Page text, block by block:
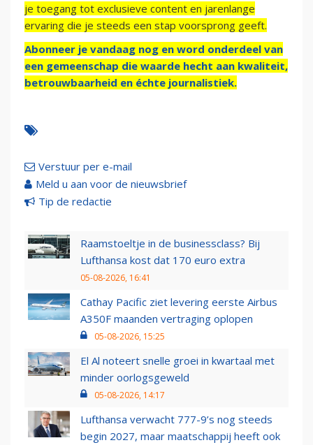
je toegang tot exclusieve content en jarenlange
ervaring die je steeds een stap voorsprong geeft.
Abonneer je vandaag nog en word onderdeel van
een gemeenschap die waarde hecht aan kwaliteit,
betrouwbaarheid en échte journalistiek.
Verstuur per e-mail
Meld u aan voor de nieuwsbrief
Tip de redactie
Raamstoeltje in de businessclass? Bij
Lufthansa kost dat 170 euro extra
05-08-2026, 16:41
Cathay Pacific ziet levering eerste Airbus
A350F maanden vertraging oplopen
05-08-2026, 15:25
El Al noteert snelle groei in kwartaal met
minder oorlogsgeweld
05-08-2026, 14:17
Lufthansa verwacht 777-9’s nog steeds
begin 2027, maar maatschappij heeft ook